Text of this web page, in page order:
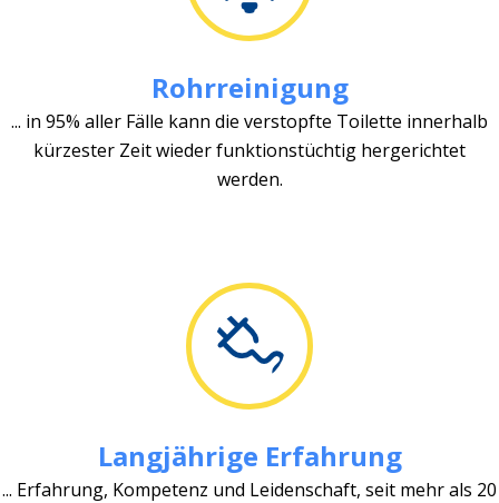
Rohrreinigung
... in 95% aller Fälle kann die verstopfte Toilette innerhalb
kürzester Zeit wieder funktionstüchtig hergerichtet
werden.
Langjährige Erfahrung
... Erfahrung, Kompetenz und Leidenschaft, seit mehr als 20